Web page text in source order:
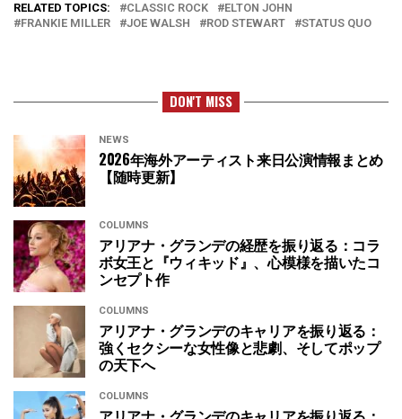
RELATED TOPICS: CLASSIC ROCK
ELTON JOHN
FRANKIE MILLER
JOE WALSH ROD STEWART STATUS QUO
DON'T MISS
NEWS
2026年海外アーティスト来日公演情報まとめ
【随時更新】
COLUMNS
アリアナ・グランデの経歴を振り返る：コラ
ボ女王と『ウィキッド』、心模様を描いたコ
ンセプト作
COLUMNS
アリアナ・グランデのキャリアを振り返る：
強くセクシーな女性像と悲劇、そしてポップ
の天下へ
COLUMNS